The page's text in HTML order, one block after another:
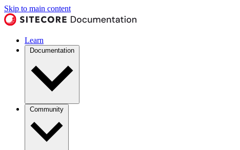
Skip to main content
Learn
Documentation
Community